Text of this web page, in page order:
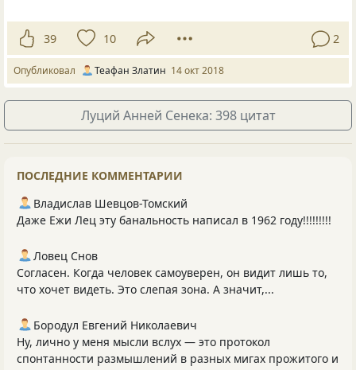
39 10 2
Опубликовал Теафан Златин 14 окт 2018
Луций Анней Сенека: 398 цитат
ПОСЛЕДНИЕ КОММЕНТАРИИ
Владислав Шевцов-Томский
Даже Ежи Лец эту банальность написал в 1962 году!!!!!!!!!
Ловец Снов
Согласен. Когда человек самоуверен, он видит лишь то,
что хочет видеть. Это слепая зона. А значит,...
Бородул Евгений Николаевич
Ну, лично у меня мысли вслух — это протокол
спонтанности размышлений в разных мигах прожитого и